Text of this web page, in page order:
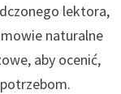
lektora,
naturalne
aby ocenić,